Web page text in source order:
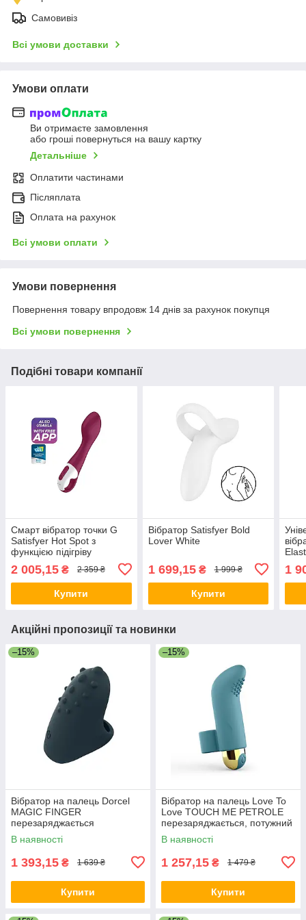
Самовивіз
Всі умови доставки
Умови оплати
Ви отримаєте замовлення
або гроші повернуться на вашу картку
Детальніше
Оплатити частинами
Післяплата
Оплата на рахунок
Всі умови оплати
Умови повернення
Повернення товару впродовж 14 днів за рахунок покупця
Всі умови повернення
Подібні товари компанії
Смарт вібратор точки G
Satisfyer Hot Spot з
функцією підігріву
2 005,15 ₴ 2 359 ₴
Купити
Вібратор Satisfyer Bold
Lover White
1 699,15₴ 1 999 ₴
Купити
1
Акційні пропозиції та новинки
–15%
Вібратор на палець Dorcel
MAGIC FINGER
перезаряджається
В наявності
1 393,15 ₴ 1 639 ₴
Купити
–15%
Вібратор на палець Love To
Love TOUCH ME PETROLE
перезаряджається, потужний
мотор
В наявності
1 257,15 ₴ 1 479 ₴
Купити